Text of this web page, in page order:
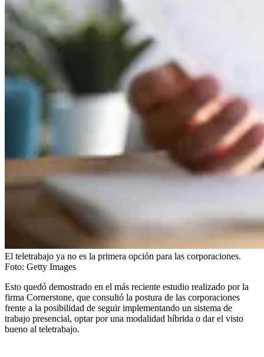
El teletrabajo ya no es la primera opción para las corporaciones.
Foto: Getty Images
Esto quedó demostrado en el más reciente estudio realizado por la
firma Cornerstone, que consultó la postura de las corporaciones
frente a la posibilidad de seguir implementando un sistema de
trabajo presencial, optar por una modalidad híbrida o dar el visto
bueno al teletrabajo.